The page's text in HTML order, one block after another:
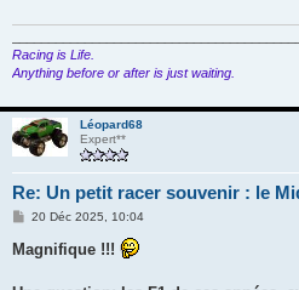
Racing is Life.
Anything before or after is just waiting.
Léopard68
Expert**
Re: Un petit racer souvenir : le
M
s
s
20 Déc 2025, 10:04
Magnifique !!!